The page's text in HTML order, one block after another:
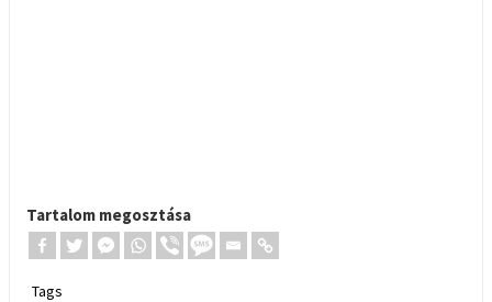
Tartalom megosztása
Tags